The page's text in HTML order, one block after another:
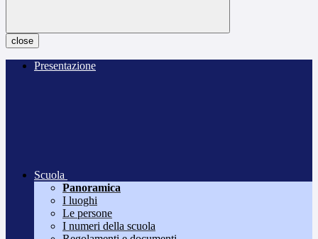
close
Presentazione
Scuola
Panoramica
I luoghi
Le persone
I numeri della scuola